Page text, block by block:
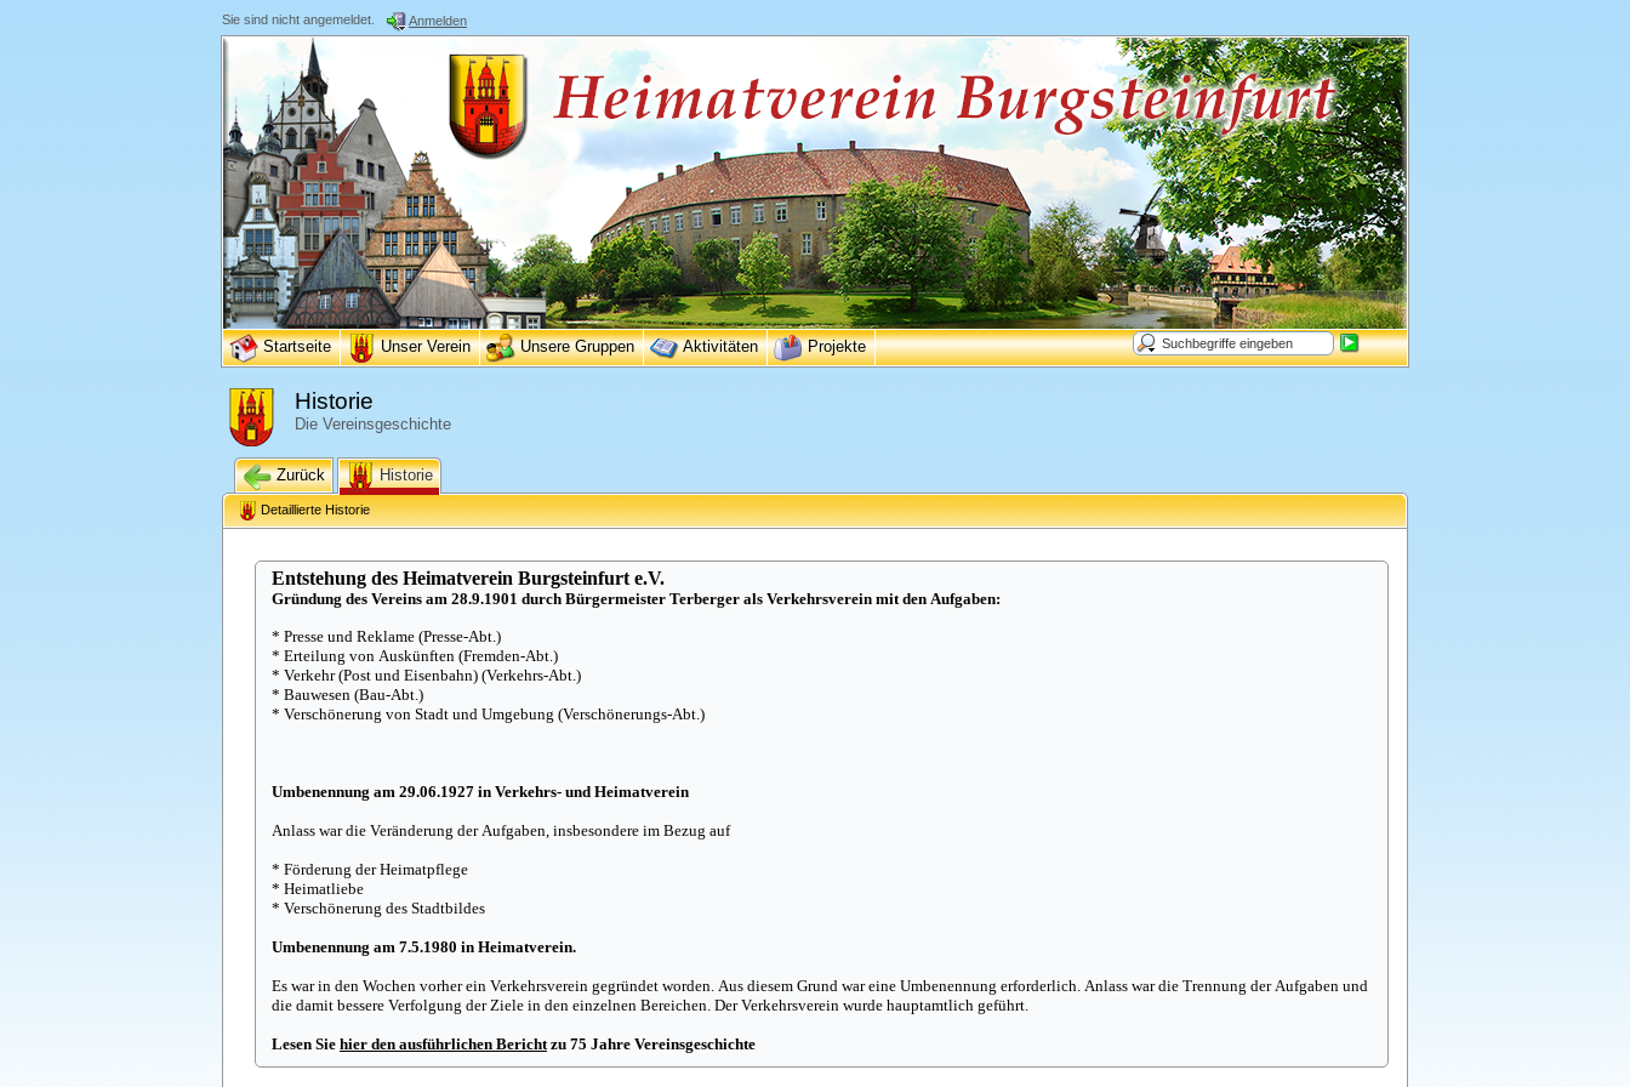
Sie sind nicht angemeldet. Anmelden
Startseite Unser Verein Unsere Gruppen Aktivitäten Projekte
Historie
Die Vereinsgeschichte
Zurück Historie
Detaillierte Historie
Entstehung des Heimatverein Burgsteinfurt e.V.
Gründung des Vereins am 28.9.1901 durch Bürgermeister Terberger als Verkehrsverein mit den Aufgaben:
* Presse und Reklame (Presse-Abt.)
* Erteilung von Auskünften (Fremden-Abt.)
* Verkehr (Post und Eisenbahn) (Verkehrs-Abt.)
* Bauwesen (Bau-Abt.)
* Verschönerung von Stadt und Umgebung (Verschönerungs-Abt.)
Umbenennung am 29.06.1927 in Verkehrs- und Heimatverein
Anlass war die Veränderung der Aufgaben, insbesondere im Bezug auf
* Förderung der Heimatpflege
* Heimatliebe
* Verschönerung des Stadtbildes
Umbenennung am 7.5.1980 in Heimatverein.
Es war in den Wochen vorher ein Verkehrsverein gegründet worden. Aus diesem Grund war eine Umbenennung erforderlich. Anlass war die Trennung der Aufgaben und
die damit bessere Verfolgung der Ziele in den einzelnen Bereichen. Der Verkehrsverein wurde hauptamtlich geführt.
Lesen Sie hier den ausführlichen Berichtzu 75 Jahre Vereinsgeschichte